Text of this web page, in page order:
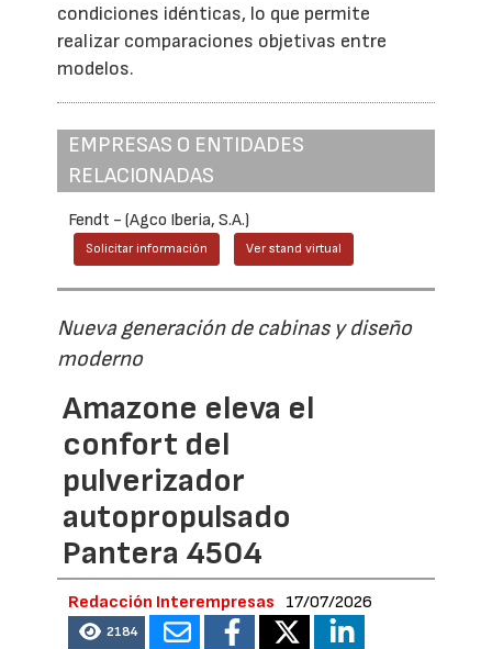
condiciones idénticas, lo que permite
realizar comparaciones objetivas entre
modelos.
EMPRESAS O ENTIDADES
RELACIONADAS
Fendt - (Agco Iberia, S.A.)
Solicitar información Ver stand virtual
Nueva generación de cabinas y diseño
moderno
Amazone eleva el
confort del
pulverizador
autopropulsado
Pantera 4504
Redacción Interempresas 17/07/2026
2184